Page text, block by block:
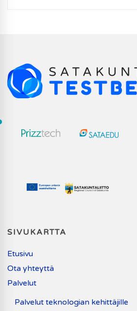
SIVUKARTTA
Etusivu
Ota yhteyttä
Palvelut
Palvelut teknologian kehittäjille